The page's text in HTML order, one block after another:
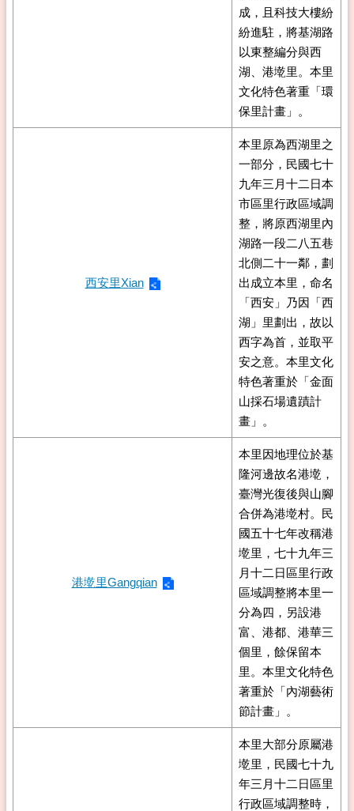
成，且科技大樓紛
紛進駐，將基湖路
以東整編分與西
湖、港墘里。本里
文化特色著重「環
保里計畫」。
西安里Xian
本里原為西湖里之
一部分，民國七十
九年三月十二日本
市區里行政區域調
整，將原西湖里內
湖路一段二八五巷
北側二十一鄰，劃
出成立本里，命名
「西安」乃因「西
湖」里劃出，故以
西字為首，並取平
安之意。本里文化
特色著重於「金面
山採石場遺蹟計
畫」。
港墘里Gangqian
本里因地理位於基
隆河邊故名港墘，
臺灣光復後與山腳
合併為港墘村。民
國五十七年改稱港
墘里，七十九年三
月十二日區里行政
區域調整將本里一
分為四，另設港
富、港都、港華三
個里，餘保留本
里。本里文化特色
著重於「內湖藝術
節計畫」。
本里大部分原屬港
墘里，民國七十九
年三月十二日區里
行政區域調整時，